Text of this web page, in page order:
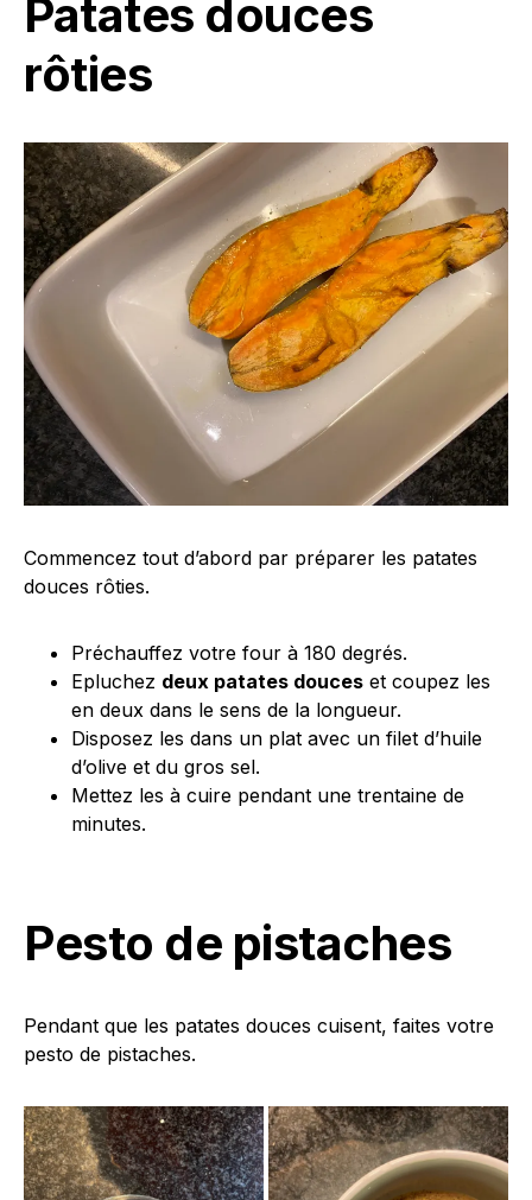
Patates douces
rôties
Commencez tout d’abord par préparer les patates
douces rôties.
Préchauffez votre four à 180 degrés.
Epluchez deux patates douces et coupez les
en deux dans le sens de la longueur.
Disposez les dans un plat avec un filet d’huile
d’olive et du gros sel.
Mettez les à cuire pendant une trentaine de
minutes.
Pesto de pistaches
Pendant que les patates douces cuisent, faites votre
pesto de pistaches.